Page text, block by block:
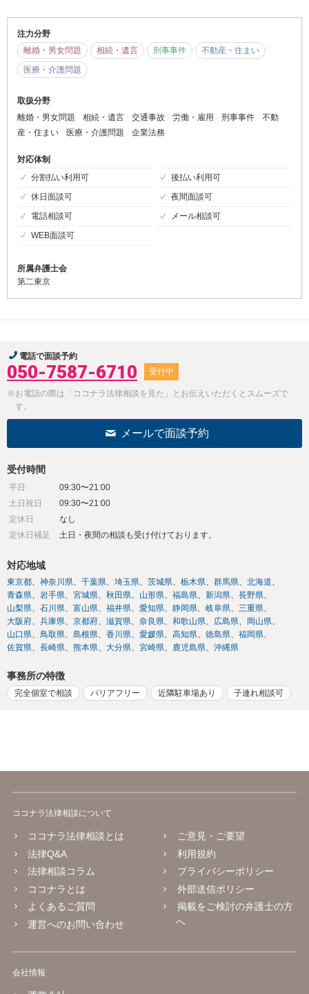
注力分野
離婚・男女問題
相続・遺言 刑事事件
不動産・住まい
医療・介護問題
取扱分野
離婚・男女問題
相続・遺言 交通事故 労働・雇用 刑事事件
不動
産・住まい
医療・介護問題 企業法務
対応体制
分割払い利用可
後払い利用可
休日面談可
夜間面談可
電話相談可
メール相談可
WEB面談可
所属弁護士会
第二東京
電話で面談予約
050-7587-6710 受付中
※お電話の際は「ココナラ法律相談を見た」とお伝えいただくとスムーズで
す。
メールで面談予約
受付時間
平日
09:30〜21:00
土日祝日
09:30〜21:00
定休日
なし
定休日補足
土日・夜間の相談も受け付けております。
対応地域
東京都 神奈川県 千葉県 埼玉県 茨城県 栃木県 群馬県
北海道
青森県
岩手県 宮城県 秋田県 山形県 福島県 新潟県
長野県
山梨県
石川県 富山県 福井県 愛知県 静岡県 岐阜県
三重県
大阪府
兵庫県 京都府 滋賀県 奈良県 和歌山県 広島県
岡山県
山口県
鳥取県 島根県 香川県 愛媛県 高知県 徳島県
福岡県
佐賀県
長崎県 熊本県 大分県 宮崎県 鹿児島県 沖縄県
事務所の特徴
完全個室で相談 バリアフリー 近隣駐車場あり 子連れ相談可
ココナラ法律相談について
ココナラ法律相談とは
法律Q&A
法律相談コラム
ココナラとは
よくあるご質問
運営へのお問い合わせ
ご意見・ご要望
利用規約
プライバシーポリシー
外部送信ポリシー
掲載をご検討の弁護士の方
へ
会社情報